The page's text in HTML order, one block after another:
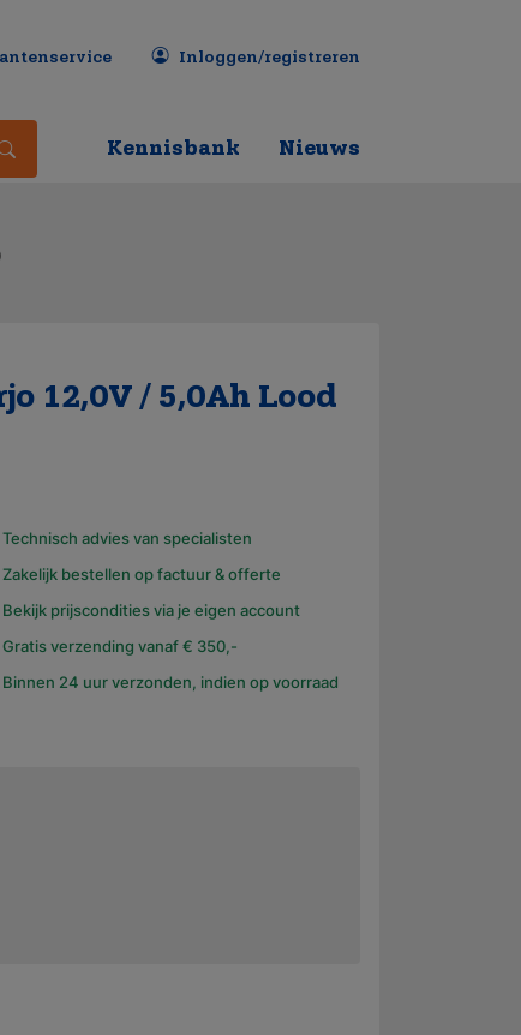
Inloggen/registreren
Kennisbank Nieuws
12,0V / 5,0Ah Lood
Technisch advies van specialisten
Zakelijk bestellen op factuur & offerte
Bekijk prijscondities via je eigen account
Gratis verzending vanaf € 350,-
Binnen 24 uur verzonden, indien op voorraad